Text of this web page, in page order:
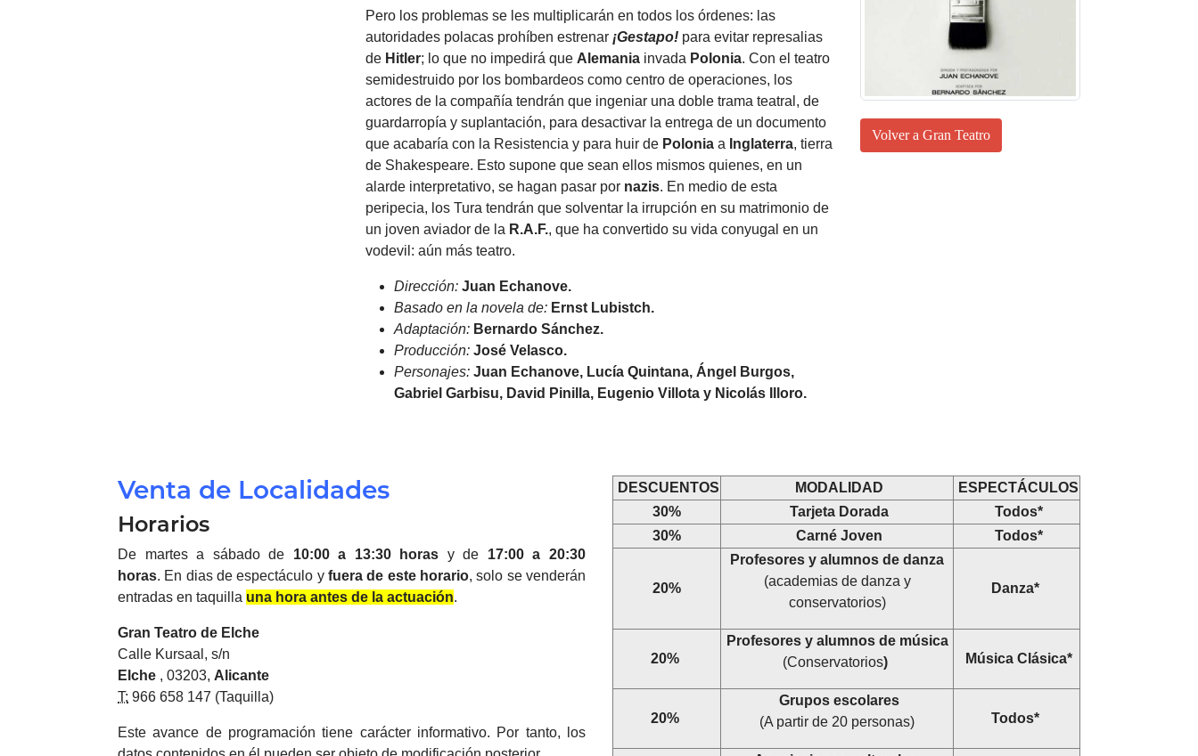
Pero los problemas se les multiplicarán en todos los órdenes: las
autoridades polacas prohíben estrenar ¡Gestapo!para evitar represalias
de Hitler; lo que no impedirá que Alemaniainvada Polonia. Con el teatro
semidestruido por los bombardeos como centro de operaciones, los
actores de la compañía tendrán que ingeniar una doble trama teatral, de
guardarropía y suplantación, para desactivar la entrega de un documento
que acabaría con la Resistencia y para huir de Poloniaa Inglaterra, tierra
de Shakespeare. Esto supone que sean ellos mismos quienes, en un
alarde interpretativo, se hagan pasar por nazis. En medio de esta
peripecia, los Tura tendrán que solventar la irrupción en su matrimonio de
un joven aviador de la R.A.F., que ha convertido su vida conyugal en un
vodevil: aún más teatro.
Dirección: Juan Echanove.
Basado en la novela de: Ernst Lubistch.
Adaptación: Bernardo Sánchez.
Producción: José Velasco.
Personajes: Juan Echanove, Lucía Quintana, Ángel Burgos,
Gabriel Garbisu, David Pinilla, Eugenio Villota y Nicolás Illoro.
Volver a Gran Teatro
Venta de Localidades
Horarios
De martes a sábado de 10:00 a 13:30 horas y de 17:00 a 20:30
horas. En dias de espectáculo yfuera de este horario, solo se venderán
entradas en taquilla una hora antes de la actuación.
Gran Teatro de Elche
Calle Kursaal, s/n
Elche , 03203, Alicante
T: 966 658 147 (Taquilla)
Este avance de programación tiene carácter informativo. Por tanto, los
DESCUENTOS MODALIDAD
ESPECTÁCULOS
30%
Tarjeta Dorada
Todos*
30%
Carné Joven Todos*
20%
Profesores y alumnos de danza
(academias de danza y
conservatorios)
Danza*
20%
Profesores y alumnos de música
(Conservatorios) Música Clásica*
20%
Grupos escolares
(A partir de 20 personas)
Todos*